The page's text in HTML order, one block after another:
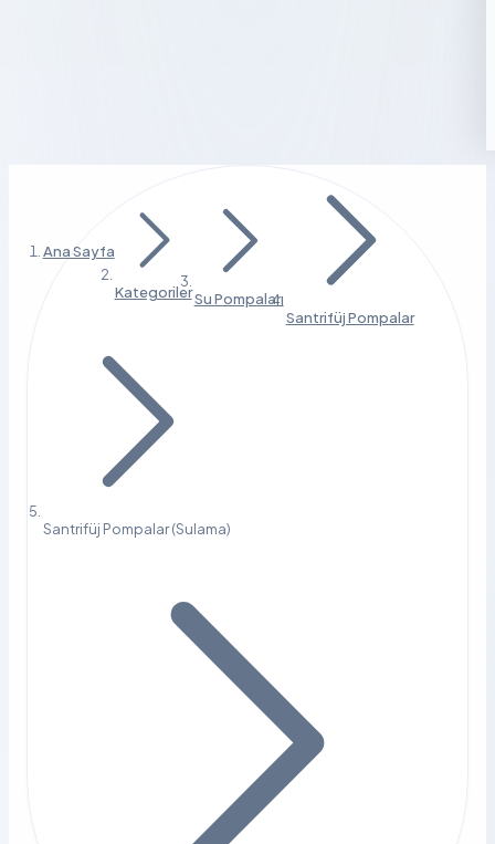
Ana Sayfa
KategorilerSu Pompaları
Santrifüj Pompalar
Santrifüj Pompalar (Sulama)